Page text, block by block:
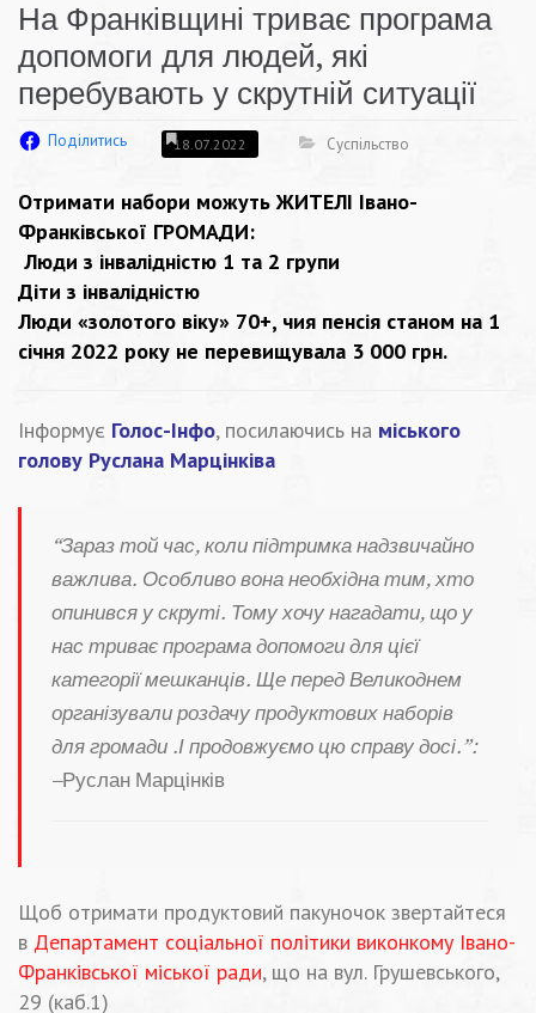
На Франківщині триває програма
допомоги для людей, які
перебувають у скрутній ситуації
Поділитись 18.07.2022 Суспільство
Отримати набори можуть ЖИТЕЛІ Івано-
Франківської ГРОМАДИ:
Люди з інвалідністю 1 та 2 групи
Діти з інвалідністю
Люди «золотого віку» 70+, чия пенсія станом на 1
січня 2022 року не перевищувала 3 000 грн.
Інформує Голос-Інфо, посилаючись на міського
голову Руслана Марцінківа
“Зараз той час, коли підтримка надзвичайно
важлива. Особливо вона необхідна тим, хто
опинився у скруті. Тому хочу нагадати, що у
нас триває програма допомоги для цієї
категорії мешканців. Ще перед Великоднем
організували роздачу продуктових наборів
для громади .І продовжуємо цю справу досі.”:
–Руслан Марцінків
Щоб отримати продуктовий пакуночок звертайтеся
в Департамент соціальної політики виконкому Івано-
Франківської міської ради, що на вул. Грушевського,
29 (каб.1)